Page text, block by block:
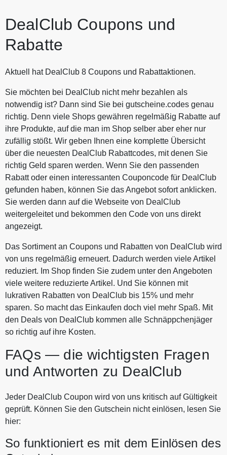
DealClub Coupons und
Rabatte
Aktuell hat DealClub 8 Coupons und Rabattaktionen.
Sie möchten bei DealClub nicht mehr bezahlen als
notwendig ist? Dann sind Sie bei gutscheine.codes genau
richtig. Denn viele Shops gewähren regelmäßig Rabatte auf
ihre Produkte, auf die man im Shop selber aber eher nur
zufällig stößt. Wir geben Ihnen eine komplette Übersicht
über die neuesten DealClub Rabattcodes, mit denen Sie
richtig Geld sparen werden. Wenn Sie den passenden
Rabatt oder einen interessanten Couponcode für DealClub
gefunden haben, können Sie das Angebot sofort anklicken.
Sie werden dann auf die Webseite von DealClub
weitergeleitet und bekommen den Code von uns direkt
angezeigt.
Das Sortiment an Coupons und Rabatten von DealClub wird
von uns regelmäßig erneuert. Dadurch werden viele Artikel
reduziert. Im Shop finden Sie zudem unter den Angeboten
viele weitere reduzierte Artikel. Und Sie können mit
lukrativen Rabatten von DealClub bis 15% und mehr
sparen. So macht das Einkaufen doch viel mehr Spaß. Mit
den Deals von DealClub kommen alle Schnäppchenjäger
so richtig auf ihre Kosten.
FAQs — die wichtigsten Fragen
und Antworten zu DealClub
Jeder DealClub Coupon wird von uns kritisch auf Gültigkeit
geprüft. Können Sie den Gutschein nicht einlösen, lesen Sie
hier:
So funktioniert es mit dem Einlösen des